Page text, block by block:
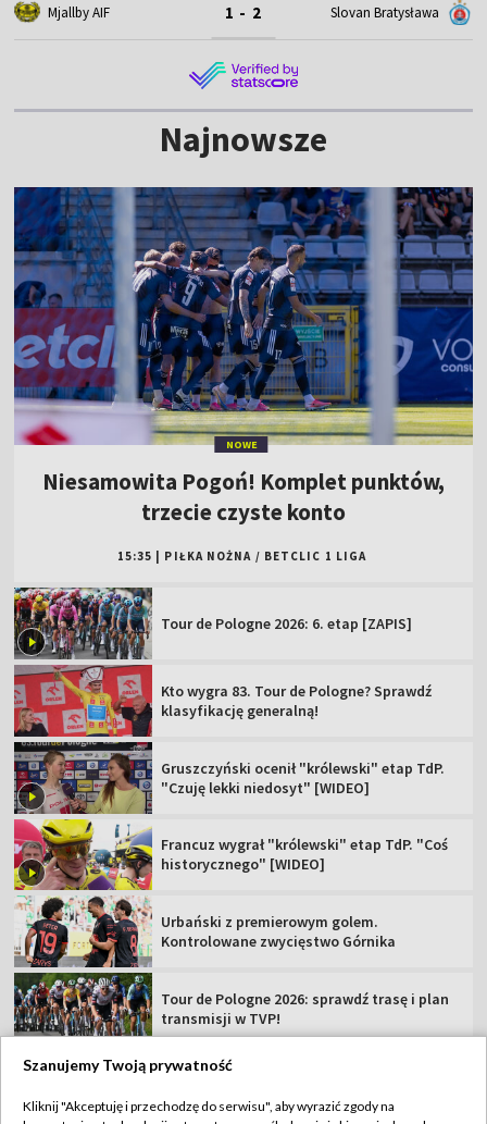
Mjallby AIF 1 - 2 Slovan Bratysława
Najnowsze
NOWE
Niesamowita Pogoń! Komplet punktów,
trzecie czyste konto
15:35 PIŁKA NOŻNA / BETCLIC 1 LIGA
Tour de Pologne 2026: 6. etap [ZAPIS]
Kto wygra 83. Tour de Pologne? Sprawdź
klasyfikację generalną!
Gruszczyński ocenił "królewski" etap TdP.
"Czuję lekki niedosyt" [WIDEO]
Francuz wygrał "królewski" etap TdP. "Coś
historycznego" [WIDEO]
Urbański z premierowym golem.
Kontrolowane zwycięstwo Górnika
Tour de Pologne 2026: sprawdź trasę i plan
transmisji w TVP!
Szanujemy Twoją prywatność
Kliknij "Akceptuję i przechodzę do serwisu", aby wyrazić zgody na